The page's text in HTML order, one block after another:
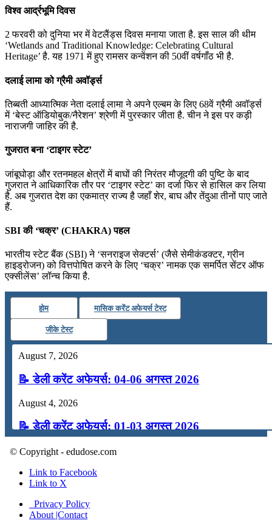
विश्व आर्द्रभूमि दिवस
2 फरवरी को दुनिया भर में वेटलैंड्स दिवस मनाया जाता है. इस साल की थीम
‘Wetlands and Traditional Knowledge: Celebrating Cultural
Heritage’ है. यह 1971 में हुए रामसर कन्वेंशन की 50वीं वर्षगाँठ भी है.
दलाई लामा को ग्रैमी अवॉर्ड्स
तिब्बती आध्यात्मिक नेता दलाई लामा ने अपने एल्बम के लिए 68वें ग्रैमी अवॉर्ड्स
में ‘बेस्ट ऑडियोबुक/नैरेशन’ श्रेणी में पुरस्कार जीता है. चीन ने इस पर कड़ी
नाराजगी जाहिर की है.
गुजरात बना ‘टाइगर स्टेट’
जांबूघोड़ा और रतनमहल क्षेत्रों में बाघों की निरंतर मौजूदगी की पुष्टि के बाद
गुजरात ने आधिकारिक तौर पर ‘टाइगर स्टेट’ का दर्जा फिर से हासिल कर लिया
है. अब गुजरात देश का एकमात्र राज्य है जहाँ शेर, बाघ और तेंदुआ तीनों पाए जाते
हैं.
SBI की ‘चक्र’ (CHAKRA) पहल
भारतीय स्टेट बैंक (SBI) ने ‘सनराइज सेक्टर्स’ (जैसे सेमीकंडक्टर, ग्रीन
हाइड्रोजन) को वित्तपोषित करने के लिए ‘चक्र’ नामक एक समर्पित सेंटर ऑफ
एक्सीलेंस’ लॉन्च किया है.
होम मासिक करेंट अफेयर्स टेस्ट
जीके टेस्ट
August 7, 2026
📝 डेली करेंट अफेयर्स: 04-06 अगस्त 2026
August 4, 2026
📝 डेली करेंट अफेयर्स: 01-03 अगस्त 2026
July 31, 2026
📝 डेली करेंट अफेयर्स: 28-31 जुलाई 2026
📝 डेली करेंट अफेयर्स: 25-27 जुलाई 2026
© Copyright - edudose.com
Link to Facebook
Link to X
Privacy Policy
About |Contact